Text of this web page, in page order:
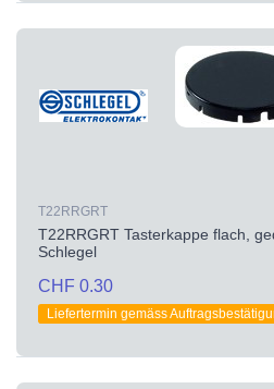
T22RRGRT
T22RRGRT Tasterkappe flach,
Schlegel
CHF 0.30
Liefertermin gemäss